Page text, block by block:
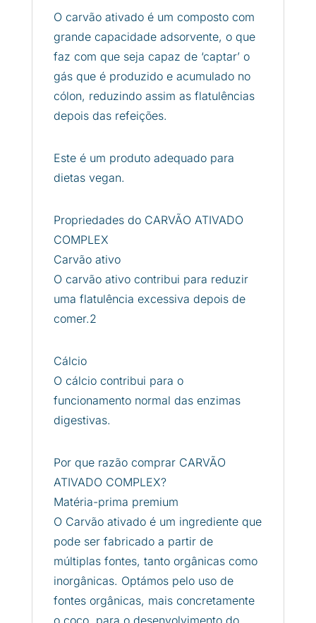
O carvão ativado é um composto com
grande capacidade adsorvente, o que
faz com que seja capaz de ‘captar’ o
gás que é produzido e acumulado no
cólon, reduzindo assim as flatulências
depois das refeições.
Este é um produto adequado para
dietas vegan.
Propriedades do CARVÃO ATIVADO
COMPLEX
Carvão ativo
O carvão ativo contribui para reduzir
uma flatulência excessiva depois de
comer.2
Cálcio
O cálcio contribui para o
funcionamento normal das enzimas
digestivas.
Por que razão comprar CARVÃO
ATIVADO COMPLEX?
Matéria-prima premium
O Carvão ativado é um ingrediente que
pode ser fabricado a partir de
múltiplas fontes, tanto orgânicas como
inorgânicas. Optámos pelo uso de
fontes orgânicas, mais concretamente
o coco, para o desenvolvimento do